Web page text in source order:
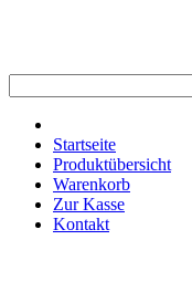
Startseite
Produktübersicht
Warenkorb
Zur Kasse
Kontakt